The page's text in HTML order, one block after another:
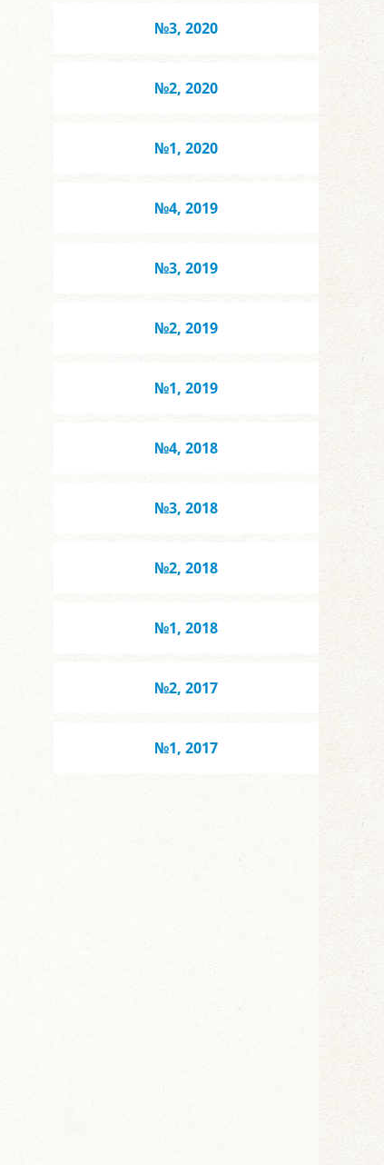
№3, 2020
№2, 2020
№1, 2020
№4, 2019
№3, 2019
№2, 2019
№1, 2019
№4, 2018
№3, 2018
№2, 2018
№1, 2018
№2, 2017
№1, 2017